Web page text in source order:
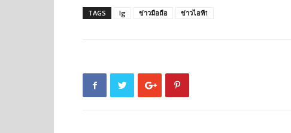
TAGS lg ข่าวมือถือ ข่าวไอที1